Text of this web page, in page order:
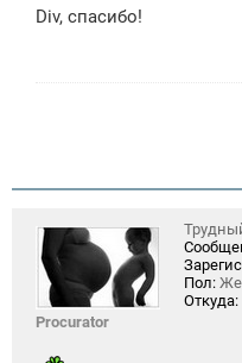
Div, спасибо!
Procurator
Пол:
Откуда: